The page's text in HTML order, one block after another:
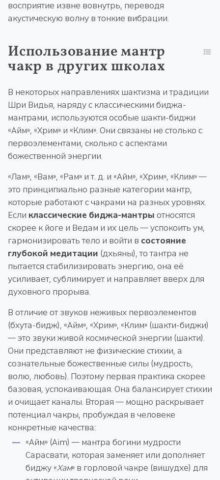
восприятие извне вовнутрь, переводя
акустическую волну в тонкие вибрации.
Использование мантр
чакр в других школах
В некоторых направлениях шактизма и традиции
Шри Видья, наряду с классическими биджа-
мантрами, используются особые шакти-биджи
«Айм», «Хрим» и «Клим». Они связаны не столько с
первоэлементами, сколько с аспектами
божественной энергии.
«Лам», «Вам», «Рам» и т. д. и «Айм», «Хрим», «Клим» —
это принципиально разные категории мантр,
которые работают с чакрами на разных уровнях.
Если классические биджа-мантры относятся
скорее к йоге и Ведам и их цель — успокоить ум,
гармонизировать тело и войти в состояние
глубокой медитации (дхьяны), то тантра не
пытается стабилизировать энергию, она её
усиливает, сублимирует и направляет вверх для
духовного прорыва.
В отличие от звуков неживых первоэлементов
(бхута-бидж), «Айм», «Хрим», «Клим» (шакти-биджи)
— это звуки живой космической энергии (шакти).
Они представляют не физические стихии, а
сознательные божественные силы (мудрость,
волю, любовь). Поэтому первая практика скорее
базовая, успокаивающая. Она балансирует стихии
и очищает каналы. Вторая — мощно раскрывает
потенциал чакры, пробуждая в человеке
конкретные качества:
«Айм» (Aim) — мантра богини мудрости
Сарасвати, которая заменяет или дополняет
биджу «Хам» в горловой чакре (вишудхе) для